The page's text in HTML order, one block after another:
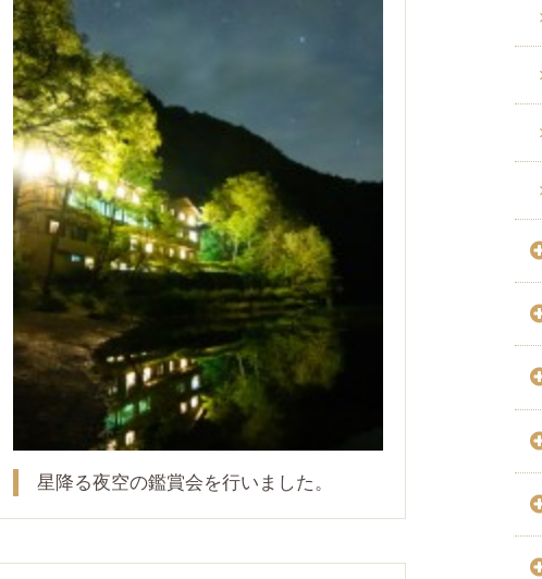
星降る夜空の鑑賞会を行いました。